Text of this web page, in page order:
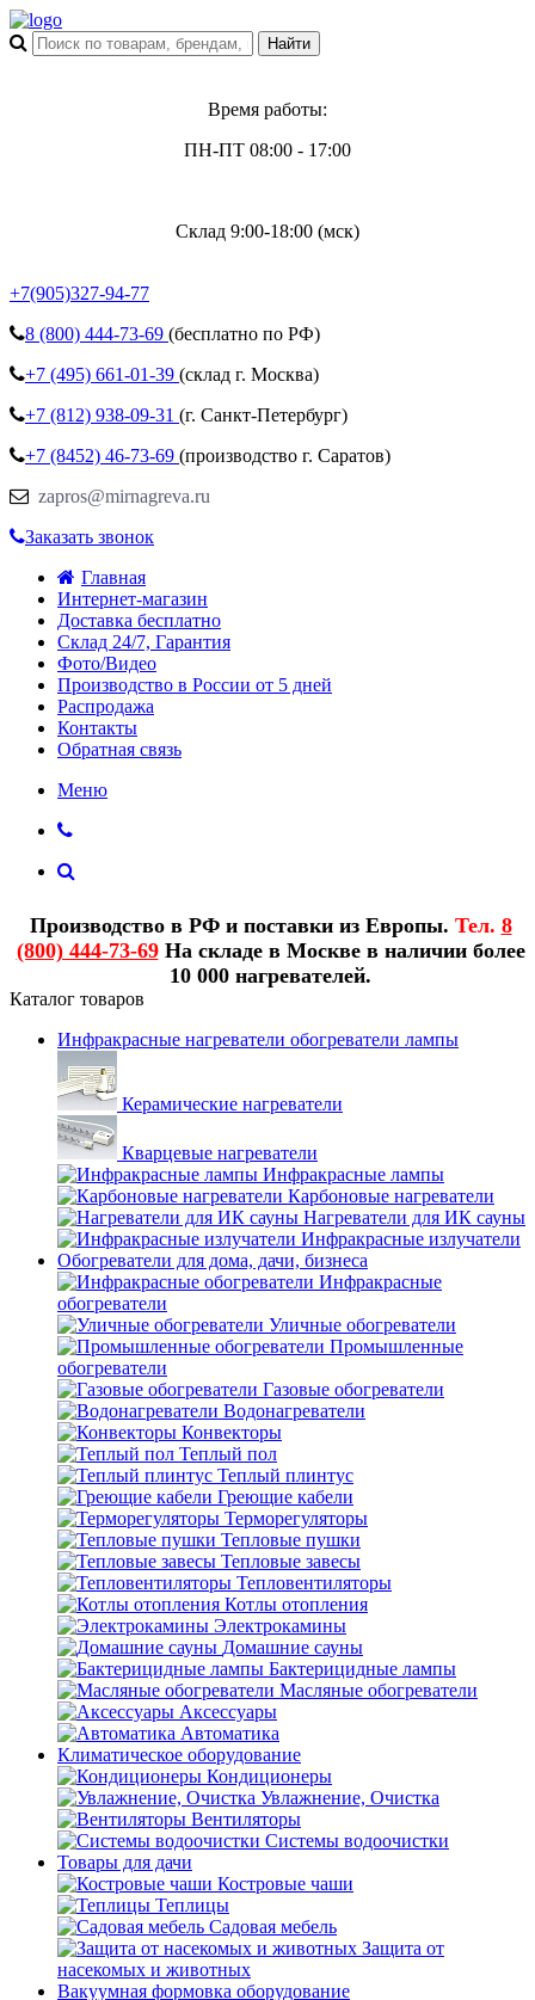
Время работы:
ПН-ПТ 08:00 - 17:00
Склад 9:00-18:00 (мск)
+7(905)327-94-77
8 (800) 444-73-69 (бесплатно по РФ)
+7 (495) 661-01-39 (склад г. Москва)
+7 (812) 938-09-31 (г. Санкт-Петербург)
+7 (8452) 46-73-69 (производство г. Саратов)
zapros@mirnagreva.ru
Заказать звонок
Главная
Интернет-магазин
Доставка бесплатно
Склад 24/7, Гарантия
Фото/Видео
Производство в России от 5 дней
Распродажа
Контакты
Обратная связь
Меню
Производство в РФ и поставки из Европы. Тел. 8
(800) 444-73-69На складе в Москве в наличии более
10 000 нагревателей.
Каталог товаров
Инфракрасные нагреватели обогреватели лампы
Керамические нагреватели
Кварцевые нагреватели
Инфракрасные лампы
Карбоновые нагреватели
Нагреватели для ИК сауны
Инфракрасные излучатели
Обогреватели для дома, дачи, бизнеса
Инфракрасные
обогреватели
Уличные обогреватели
Промышленные
обогреватели
Газовые обогреватели
Водонагреватели
Конвекторы
Теплый пол
Теплый плинтус
Греющие кабели
Терморегуляторы
Тепловые пушки
Тепловые завесы
Тепловентиляторы
Котлы отопления
Электрокамины
Домашние сауны
Бактерицидные лампы
Масляные обогреватели
Аксессуары
Автоматика
Климатическое оборудование
Кондиционеры
Увлажнение, Очистка
Вентиляторы
Системы водоочистки
Товары для дачи
Костровые чаши
Теплицы
Садовая мебель
Защита от
насекомых и животных
Вакуумная формовка оборудование